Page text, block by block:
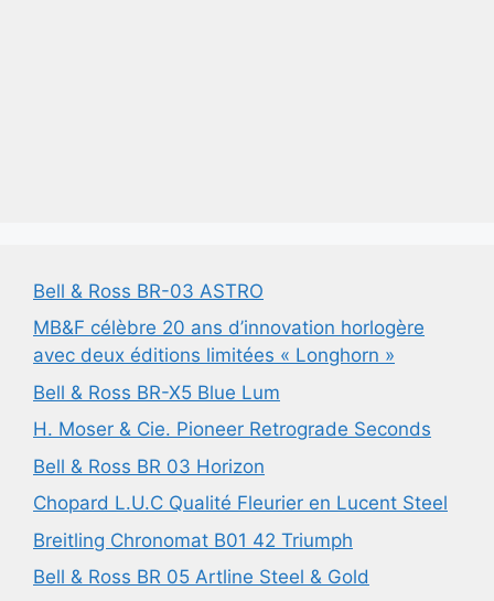
Bell & Ross BR-03 ASTRO
MB&F célèbre 20 ans d’innovation horlogère
avec deux éditions limitées « Longhorn »
Bell & Ross BR-X5 Blue Lum
H. Moser & Cie. Pioneer Retrograde Seconds
Bell & Ross BR 03 Horizon
Chopard L.U.C Qualité Fleurier en Lucent Steel
Breitling Chronomat B01 42 Triumph
Bell & Ross BR 05 Artline Steel & Gold